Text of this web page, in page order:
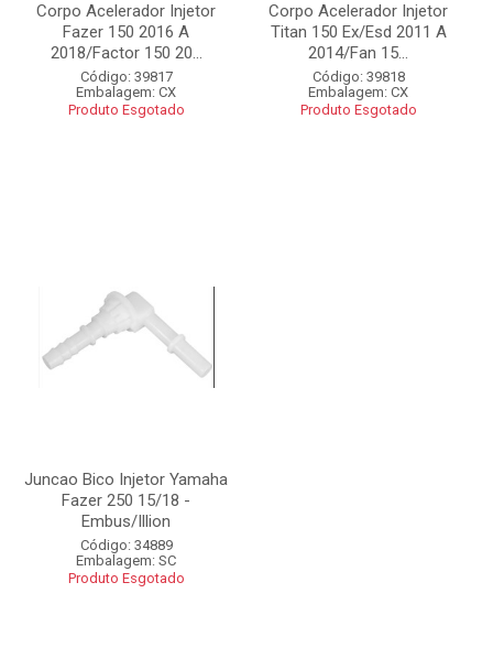
Corpo Acelerador Injetor
Fazer 150 2016 A
2018/Factor 150 20...
Código: 39817
Embalagem: CX
Produto Esgotado
Corpo Acelerador Injetor
Titan 150 Ex/Esd 2011 A
2014/Fan 15...
Código: 39818
Embalagem: CX
Produto Esgotado
Juncao Bico Injetor Yamaha
Fazer 250 15/18 -
Embus/Illion
Código: 34889
Embalagem: SC
Produto Esgotado